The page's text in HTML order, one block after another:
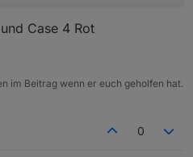
Case 4 Rot
im Beitrag wenn er euch geholfen hat.
0